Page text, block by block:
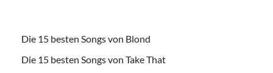
Die 15 besten Songs von Blond
Die 15 besten Songs von Take That